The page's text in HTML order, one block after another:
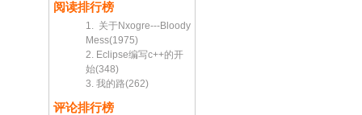
阅读排行榜
1. 关于Nxogre---Bloody
Mess(1975)
2. Eclipse编写c++的开
始(348)
3. 我的路(262)
评论排行榜